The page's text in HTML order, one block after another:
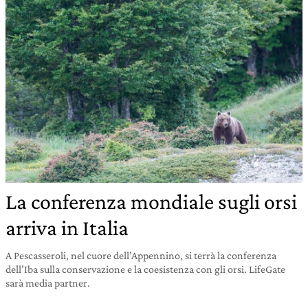
La conferenza mondiale sugli orsi
arriva in Italia
A Pescasseroli, nel cuore dell’Appennino, si terrà la conferenza
dell’Iba sulla conservazione e la coesistenza con gli orsi. LifeGate
sarà media partner.